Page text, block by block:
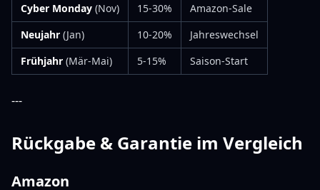
Cyber Monday (Nov) 15-30%
Amazon-Sale
Neujahr (Jan) 10-20%
Jahreswechsel
Frühjahr (Mär-Mai) 5-15% Saison-Start
---
Rückgabe & Garantie im Vergleich
Amazon